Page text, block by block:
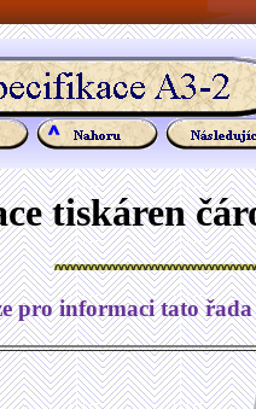
tiskáren
pro informaci tato